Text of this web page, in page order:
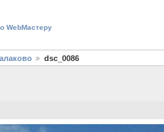
WebМастеру
dsc_0086